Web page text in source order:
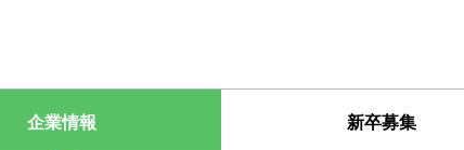
企業情報 新卒募集